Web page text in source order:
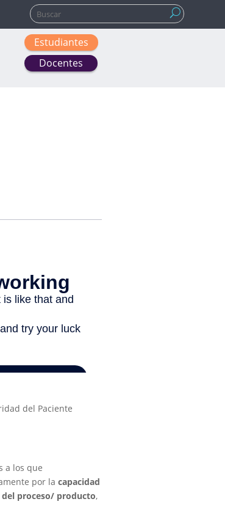
Buscar:
Estudiantes
Docentes
del Paciente
a los que
por la capacidad
proceso/ producto,